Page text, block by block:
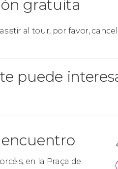
no se admiten reservas
gratuita
al tour, por favor,
puede
en la Praça de